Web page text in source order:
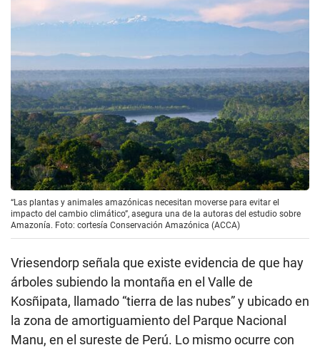
“Las plantas y animales amazónicas necesitan moverse para evitar el
impacto del cambio climático”, asegura una de la autoras del estudio sobre
Amazonía. Foto: cortesía Conservación Amazónica (ACCA)
Vriesendorp señala que existe evidencia de que hay
árboles subiendo la montaña en el Valle de
Kosñipata, llamado “tierra de las nubes” y ubicado en
la zona de amortiguamiento del Parque Nacional
Manu, en el sureste de Perú. Lo mismo ocurre con